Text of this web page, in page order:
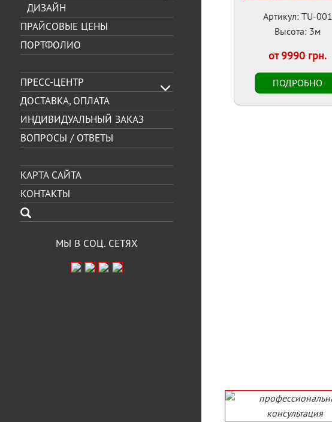
ДИЗАЙН
ПРАЙСОВЫЕ ЦЕНЫ
ПОРТФОЛИО
ПРЕСС-ЦЕНТР
ДОСТАВКА, ОПЛАТА
ИНДИВИДУАЛЬНЫЙ ЗАКАЗ
ВОПРОСЫ / ОТВЕТЫ
КАРТА САЙТА
КОНТАКТЫ
МЫ В СОЦ. СЕТЯХ
Артикул: TU-001
Высота: 3м
от 9990 грн.